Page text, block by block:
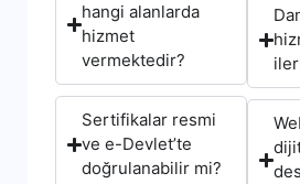
hangi alanlarda
hizmet
vermektedir?
Sertifikalar resmi
ve e-Devlet’te
doğrulanabilir mi?